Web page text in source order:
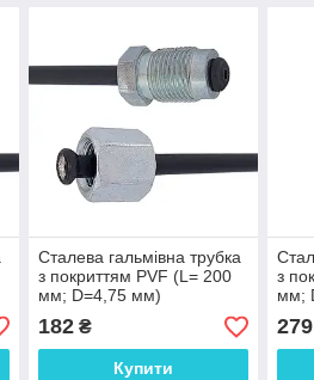
Сталева гальмівна трубка
з покриттям PVF (L= 200
мм; D=4,75 мм)
універсальна з
наконечниками 104/106 -
WP477PVF
182₴
Купити
з
мм;
279